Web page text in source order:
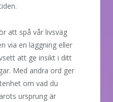
att spå vår livsväg
via en läggning eller
att ge insikt i ditt
Med andra ord ger
om vad du
ursprung är